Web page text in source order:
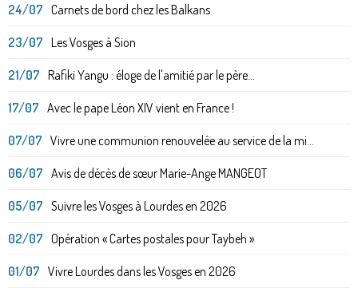
24/07 Carnets de bord chez les Balkans
23/07 Les Vosges à Sion
21/07 Rafiki Yangu : éloge de l'amitié par le père...
17/07 Avec le pape Léon XIV vient en France !
07/07 Vivre une communion renouvelée au service de la mi...
06/07 Avis de décès de sœur Marie-Ange MANGEOT
05/07 Suivre les Vosges à Lourdes en 2026
02/07 Opération « Cartes postales pour Taybeh »
01/07 Vivre Lourdes dans les Vosges en 2026